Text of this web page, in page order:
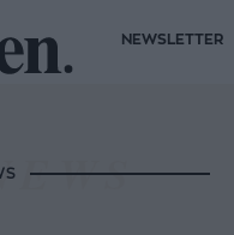
NEWSLETTER